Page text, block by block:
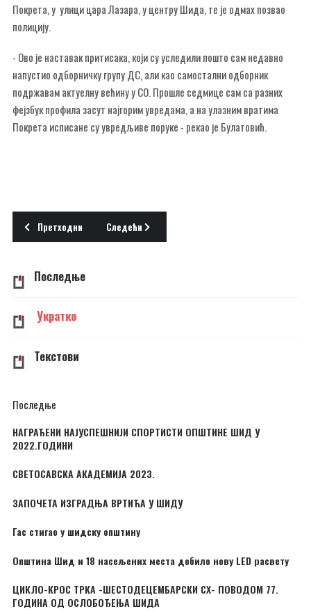
Покрета, у улици цара Лазара, у центру Шида, те је одмах позвао
полицију.
- Ово је наставак притисака, који су уследили пошто сам недавно
напустио одборничку групу ДС, али као самостални одборник
подржавам актуелну већину у СО. Прошле седмице сам са разних
фејзбук профила засут најгорим увредама, а на улазним вратима
Покрета исписане су увредљиве поруке - рекао је Булатовић.
Претходни чланак: Утоплимо оне који то не ногу сами
Претходни Следећи чланак: Право и политика
Следећи
Последње
Укратко
Текстови
Последње
НАГРАЂЕНИ НАЈУСПЕШНИЈИ СПОРТИСТИ ОПШТИНЕ ШИД У
2022.ГОДИНИ
СВЕТОСАВСКА АКАДЕМИЈА 2023.
ЗАПОЧЕТА ИЗГРАДЊА ВРТИЋА У ШИДУ
Гас стигао у шидску општину
Општина Шид и 18 насељених места добило нову LED расвету
ЦИКЛО-КРОС ТРКА -ШЕСТОДЕЦЕМБАРСКИ CX- ПОВОДОМ 77.
ГОДИНА ОД ОСЛОБОЂЕЊА ШИДА